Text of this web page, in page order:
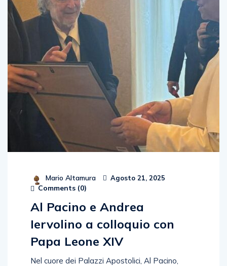
Mario Altamura Agosto 21, 2025
Comments (0)
Al Pacino e Andrea
Iervolino a colloquio con
Papa Leone XIV
Nel cuore dei Palazzi Apostolici, Al Pacino,